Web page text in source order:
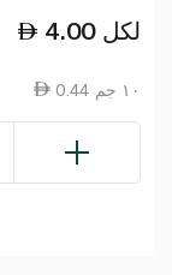
4.00 لكل
0.44 ١٠ جم